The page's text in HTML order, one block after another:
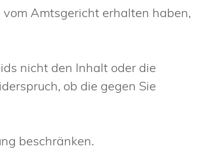
Amtsgericht erhalten haben,
nicht den Inhalt oder die
ob die gegen Sie
beschränken.